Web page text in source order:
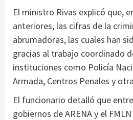
El ministro Rivas explicó que,
anteriores, las cifras de la
abrumadoras, las cuales han
gracias al trabajo coordinado
instituciones como Policía
Armada, Centros Penales y
El funcionario detalló que
gobiernos de ARENA y el